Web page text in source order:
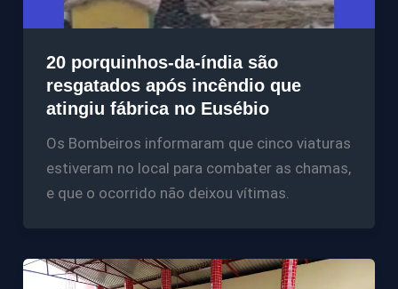
20 porquinhos-da-índia são
resgatados após incêndio que
atingiu fábrica no Eusébio
Os Bombeiros informaram que cinco viaturas
estiveram no local para combater as chamas,
e que o ocorrido não deixou vítimas.